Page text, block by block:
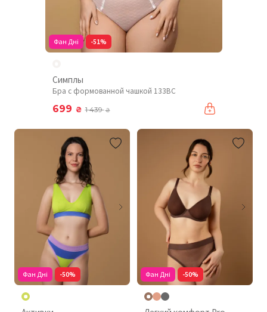
Фан Дні -51%
Симплы
Бра с формованной чашкой 133BC
699 ₴ 1 439₴
Фан Дні -50% Фан Дні -50%